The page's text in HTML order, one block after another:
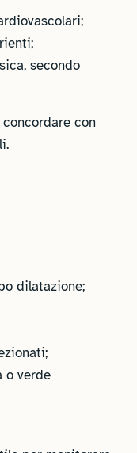
secondo
con
dilatazione;
o verde